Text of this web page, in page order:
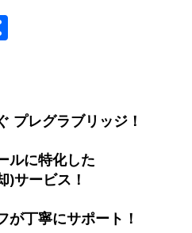
プレグラブリッジ！
ルに特化した
)サービス！
が丁寧にサポート！